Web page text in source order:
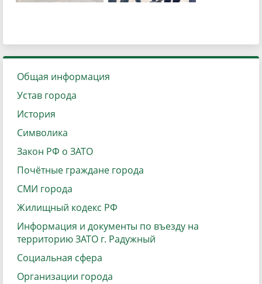
Общая информация
Устав города
История
Символика
Закон РФ о ЗАТО
Почётные граждане города
СМИ города
Жилищный кодекс РФ
Информация и документы по въезду на
территорию ЗАТО г. Радужный
Социальная сфера
Организации города